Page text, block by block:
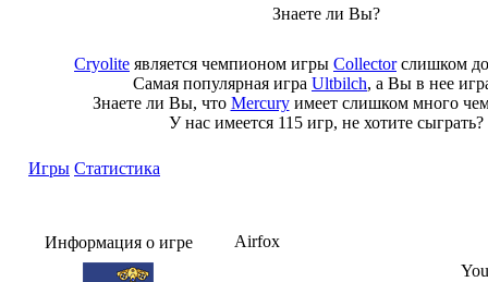
Знаете ли Вы?
Cryolite является чемпионом игры Collectorслишком
Самая популярная игра Ultbilch, а Вы в нее
Знаете ли Вы, что Mercuryимеет слишком много
У нас имеется 115 игр, не хотите сыграть?
Игры Статистика
Информация о игре
Airfox